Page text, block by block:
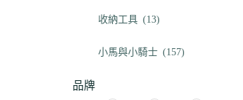
收納工具 (13)
小馬與小騎士 (157)
品牌